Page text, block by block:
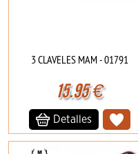
3 CLAVELES MAM - 01791
15.95€
Detalles